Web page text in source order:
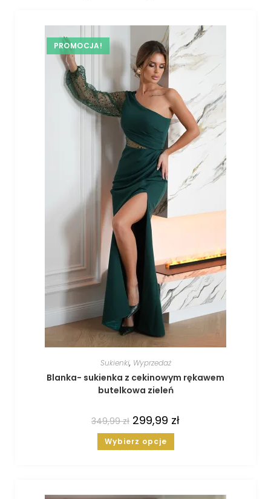
PROMOCJA!
Sukienki, Wyprzedaż
Blanka- sukienka z cekinowym rękawem
butelkowa zieleń
349,99zł 299,99 zł
Wybierz opcje